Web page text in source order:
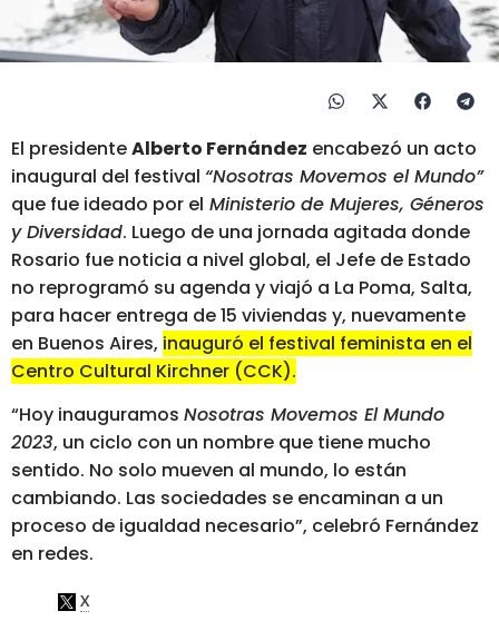
El presidenteAlberto Fernández encabezó un acto
inaugural del festival “Nosotras Movemos el Mundo”
que fue ideado por el Ministerio de Mujeres, Géneros
y Diversidad. Luego de una jornada agitada donde
Rosario fue noticia a nivel global, el Jefe de Estado
no reprogramó su agenda y viajó a La Poma, Salta,
para hacer entrega de 15 viviendas y, nuevamente
en Buenos Aires, inauguró el festival feminista en el
Centro Cultural Kirchner (CCK).
“Hoy inauguramos Nosotras Movemos El Mundo
2023, un ciclo con un nombre que tiene mucho
sentido. No solo mueven al mundo, lo están
cambiando. Las sociedades se encaminan a un
proceso de igualdad necesario”, celebró Fernández
en redes.